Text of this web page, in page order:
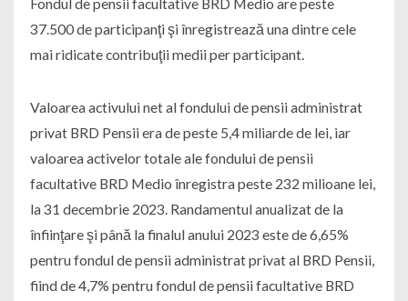
37.500 de participanţi şi înregistrează una dintre cele
mai ridicate contribuţii medii per participant.
Valoarea activului net al fondului de pensii administrat
privat BRD Pensii era de peste 5,4 miliarde de lei, iar
valoarea activelor totale ale fondului de pensii
facultative BRD Medio înregistra peste 232 milioane lei,
la 31 decembrie 2023. Randamentul anualizat de la
înfiinţare şi până la finalul anului 2023 este de 6,65%
pentru fondul de pensii administrat privat al BRD Pensii,
fiind de 4,7% pentru fondul de pensii facultative BRD